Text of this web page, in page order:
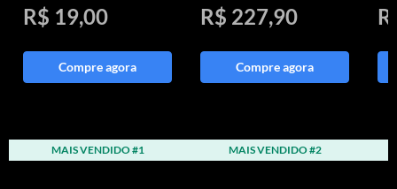
R$ 19,00
Compre agora
R$ 227,90
Compre agora
MAIS VENDIDO #1 MAIS VENDIDO #2